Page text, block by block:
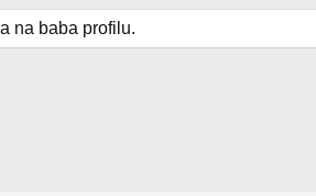
na baba profilu.